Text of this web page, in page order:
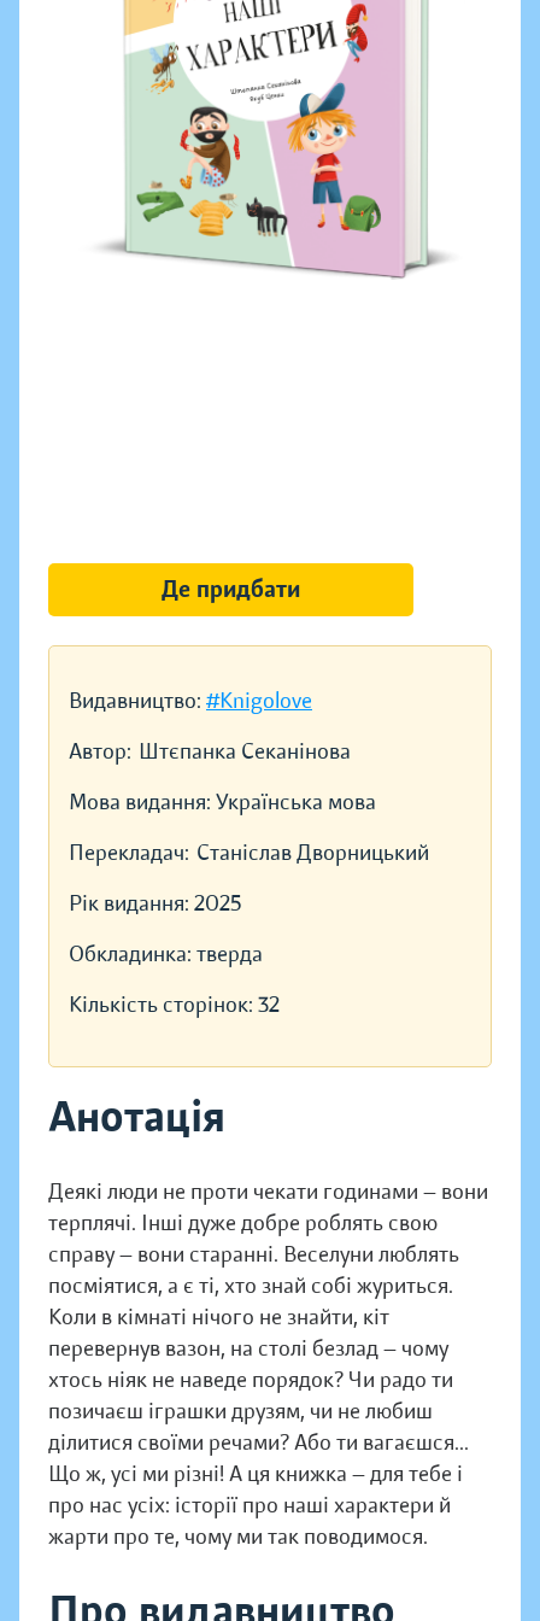
Видавництво: #Knigolove
Автор: Штєпанка Секанінова
Мова видання: Українська мова
Перекладач: Станіслав Дворницький
Рік видання: 2025
Обкладинка: тверда
Кількість сторінок: 32
Анотація
Деякі люди не проти чекати годинами — вони
терплячі. Інші дуже добре роблять свою
справу — вони старанні. Веселуни люблять
посміятися, а є ті, хто знай собі журиться.
Коли в кімнаті нічого не знайти, кіт
перевернув вазон, на столі безлад — чому
хтось ніяк не наведе порядок? Чи радо ти
позичаєш іграшки друзям, чи не любиш
ділитися своїми речами? Або ти вагаєшся...
Що ж, усі ми різні! А ця книжка — для тебе і
про нас усіх: історії про наші характери й
жарти про те, чому ми так поводимося.
Де придбати